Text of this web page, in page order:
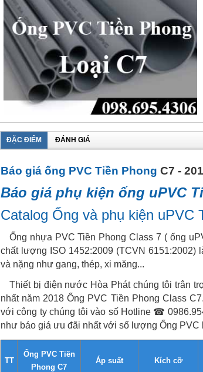
ĐẶC ĐIỂM ĐÁNH GIÁ
Báo giá ống PVC Tiền Phong C7 -
Báo giá phụ kiện ống uPVC
Catalog Ống và phụ kiện uPVC
Ống nhựa PVC Tiền Phong Class 7 ( ống
chất lượng ISO 1452:2009 (TCVN
và nặng như gang, thép, xi măng...
Thiết bị điện nước Hòa Phát chúng tôi trân
nhất năm 2018 Ống PVC Tiền Phong Class
với công ty chúng tôi vào số Hotline ☎
như báo giá ưu đãi nhất với số lượng Ống PVC
TT
Ống PVC Tiền
Phong C7
Áp suất Kích cỡ